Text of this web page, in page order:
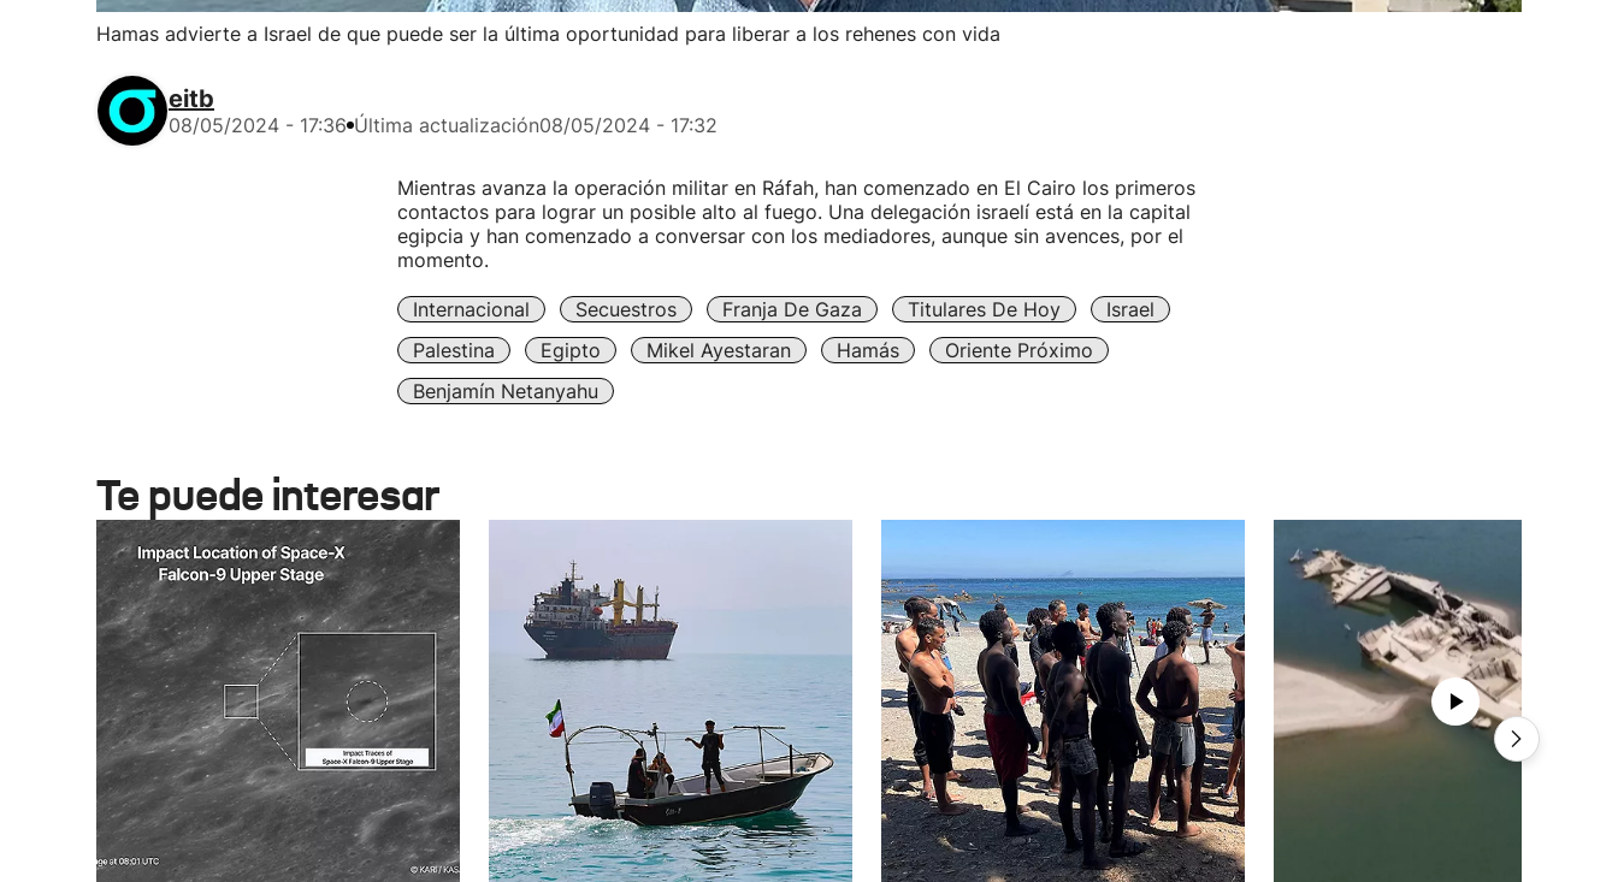
Hamas advierte a Israel de que puede ser la última oportunidad para liberar a los rehenes con vida
eitb
08/05/2024 - 17:36 Última actualización08/05/2024 - 17:32
Mientras avanza la operación militar en Ráfah, han comenzado en El Cairo los primeros
contactos para lograr un posible alto al fuego. Una delegación israelí está en la capital
egipcia y han comenzado a conversar con los mediadores, aunque sin avences, por el
momento.
Internacional Secuestros Franja De Gaza Titulares De Hoy
Israel
Palestina
Egipto Mikel Ayestaran Hamás
Oriente Próximo
Benjamín Netanyahu
Te puede interesar